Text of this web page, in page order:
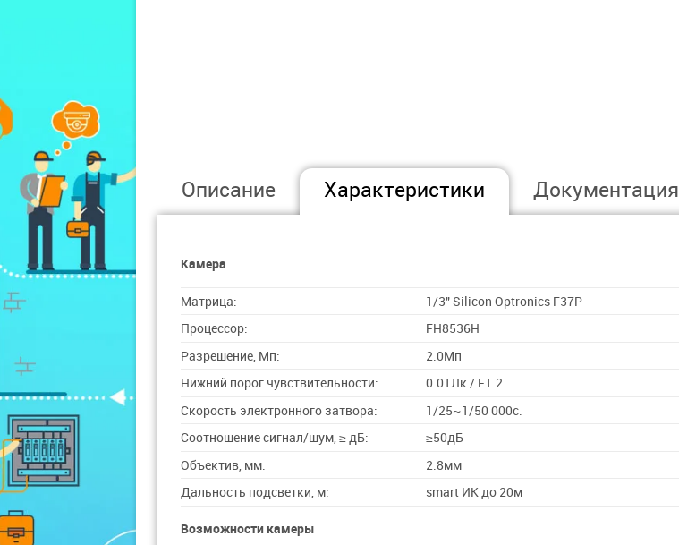
Описание Характеристики Документация
Камера
Матрица:
1/3" Silicon Optronics F37P
Процессор:
FH8536H
Разрешение, Мп:
2.0Мп
Нижний порог чувствительности:
0.01Лк / F1.2
Скорость электронного затвора:
1/25~1/50 000с.
Соотношение сигнал/шум, ≥ дБ:
≥50дБ
Объектив, мм:
2.8мм
Дальность подсветки, м:
smart ИК до 20м
Возможности камеры